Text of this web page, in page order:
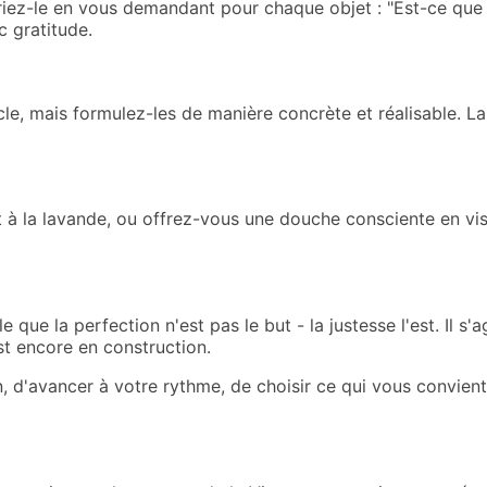
le en vous demandant pour chaque objet : "Est-ce
gratitude.
mais formulez-les de manière concrète et réalisable.
la lavande, ou offrez-vous une douche consciente en
que la perfection n'est pas le but - la justesse l'est. Il
encore en construction.
d'avancer à votre rythme, de choisir ce qui vous